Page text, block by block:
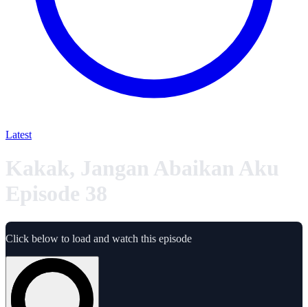
Latest
Kakak, Jangan Abaikan Aku
Episode 38
Click below to load and watch this episode